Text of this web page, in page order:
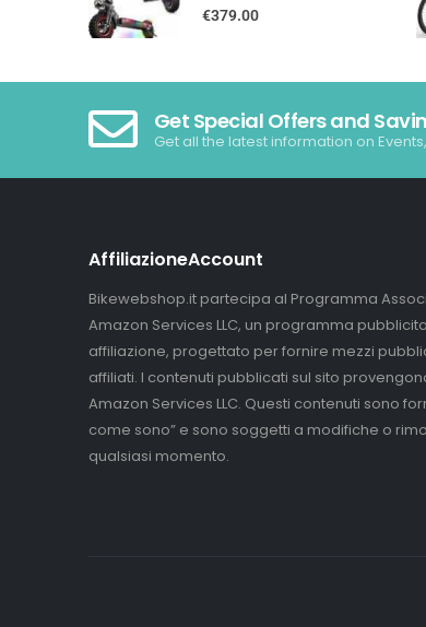
0out of 5
€379.00
Get Special Offers and
Get all the latest information on
AffiliazioneAccount
Bikewebshop.it partecipa al Programma
Amazon Services LLC, un programma
affiliazione, progettato per fornire mezzi
affiliati. I contenuti pubblicati sul sito
Amazon Services LLC. Questi contenuti sono
come sono” e sono soggetti a modifiche o
qualsiasi momento.